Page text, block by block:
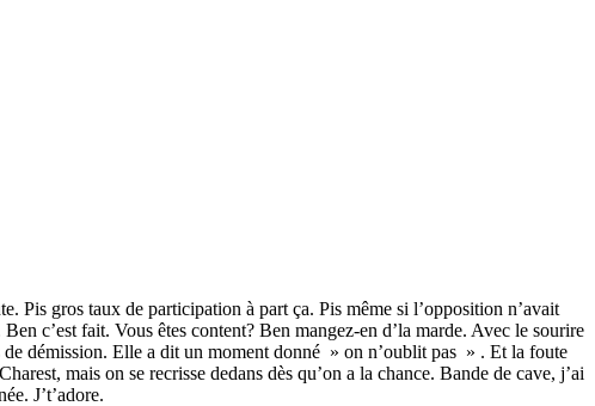
Pis gros taux de participation à part ça. Pis même si l’opposition n’avait
c’est fait. Vous êtes content? Ben mangez-en d’la marde. Avec le sourire
de démission. Elle a dit un moment donné » on n’oublit pas » . Et la foute
mais on se recrisse dedans dès qu’on a la chance. Bande de cave, j’ai
J’t’adore.